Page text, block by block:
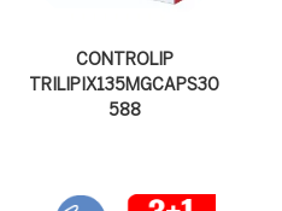
CONTROLIP
TRILIPIX135MGCAPS30
588